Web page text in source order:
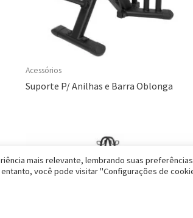
Acessórios
Suporte P/ Anilhas e Barra Oblonga
mais relevante, lembrando suas
você pode visitar "Configurações de